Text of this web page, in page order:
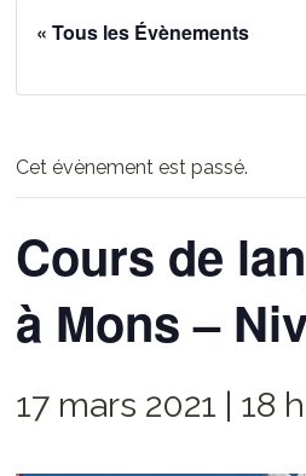
« Tous les Évènements
Cet évènement est passé.
Cours de
à Mons –
17 mars 2021 | 18